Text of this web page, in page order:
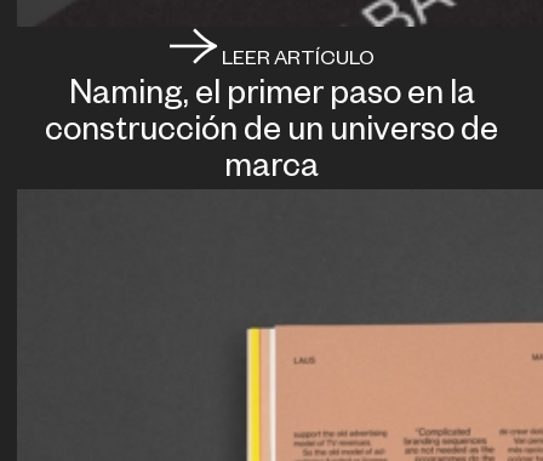
LEER ARTÍCULO
Naming, el primer paso en la
construcción de un universo de
marca